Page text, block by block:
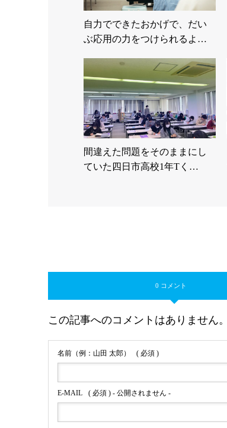
自力でできたおかげで、だい
ぶ応用の力をつけられるよ…
間違えた問題をそのままにし
ていた四日市高校1年Tく…
0 コメント
この記事へのコメントはありません。
名前（例：山田 太郎） ( 必須 )
E-MAIL ( 必須 ) - 公開されません -